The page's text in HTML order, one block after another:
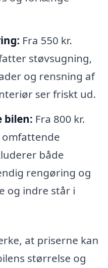
Fra 550 kr.
støvsugning,
og rensning af
ser friskt ud.
bilen: Fra 800 kr.
omfattende
både
rengøring og
og indre står i
at priserne kan
størrelse og